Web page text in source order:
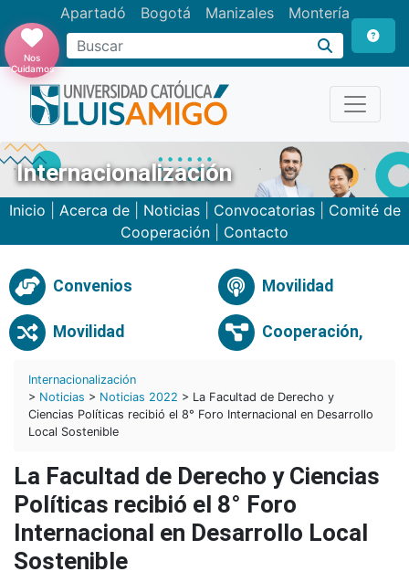
Apartadó Bogotá Manizales Montería
Buscar
Nos
Cuidamos
Internacionalización
Inicio Acerca de| Noticias| Convocatorias| Comité de
Cooperación
Contacto
Convenios Movilidad
Movilidad Cooperación,
Internacionalización
> Noticias > Noticias 2022 > La Facultad de Derecho y
Ciencias Políticas recibió el 8° Foro Internacional en Desarrollo
Local Sostenible
La Facultad de Derecho y Ciencias
Políticas recibió el 8° Foro
Internacional en Desarrollo Local
Sostenible